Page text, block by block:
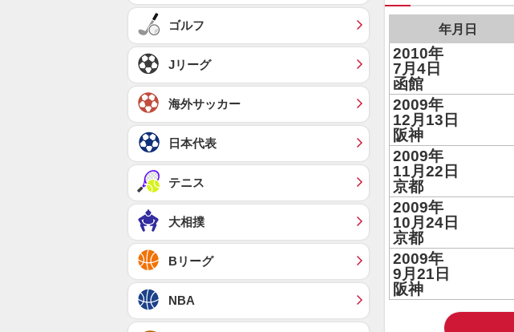
年月日
2010年
7月4日
函館
2009年
12月13日
阪神
2009年
11月22日
京都
2009年
10月24日
京都
2009年
9月21日
阪神
ゴルフ
Jリーグ
海外サッカー
日本代表
テニス
大相撲
Bリーグ
NBA